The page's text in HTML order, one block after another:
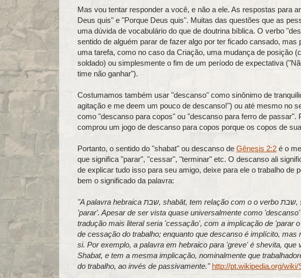
Mas vou tentar responder a você, e não a ele. As respostas para
Deus quis" e "Porque Deus quis". Muitas das questões que as
uma dúvida de vocabulário do que de doutrina bíblica. O verbo
sentido de alguém parar de fazer algo por ter ficado cansado,
uma tarefa, como no caso da Criação, uma mudança de posição
soldado) ou simplesmente o fim de um período de expectativa
time não ganhar").
Costumamos também usar "descanso" como sinônimo de
agitação e me deem um pouco de descanso!") ou até mesmo no
como "descanso para copos" ou "descanso para ferro de passar".
comprou um jogo de descanso para copos porque os copos de
Portanto, o sentido do "shabat" ou descanso de Gênesis 2:2é o
que significa "parar", "cessar", "terminar" etc. O descanso ali
de explicar tudo isso para seu amigo, deixe para ele o trabalho de
bem o significado da palavra:
"A palavra hebraica שבת, shabāt, tem relação com o o verbo שבת, shavāt, que significa 'cessar',
'parar'. Apesar de ser vista quase universalmente como
tradução mais literal seria 'cessação', com a implicação de 'parar
de cessação do trabalho; enquanto que descanso é implícito, mas
si. Por exemplo, a palavra em hebraico para 'greve' é shevita, que
Shabat, e tem a mesma implicação, nominalmente que
do trabalho, ao invés de passivamente." http://pt.wikipedia.org/wiki/